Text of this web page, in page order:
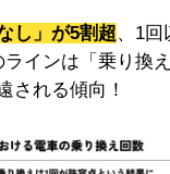
し」が5割超、1回
ラインは「乗り換
される傾向！